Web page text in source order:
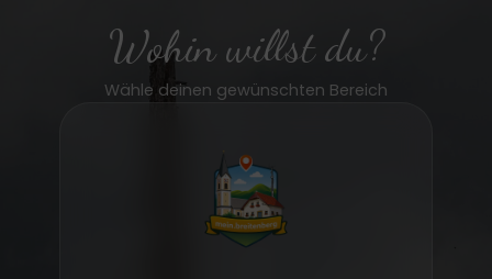
Wohin willst du?
Wähle deinen gewünschten Bereich